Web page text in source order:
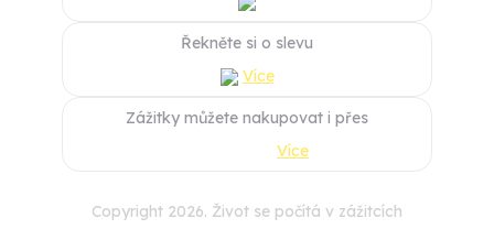
Řekněte si o slevu
Více
Zážitky můžete nakupovat i přes
Více
Copyright 2026. Život se počítá v zážitcích